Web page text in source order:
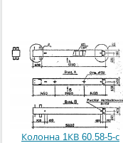
Колонна 1КВ 60.58-5-с